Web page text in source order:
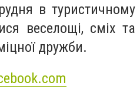
в туристичному
веселощі, сміх та
дружби.